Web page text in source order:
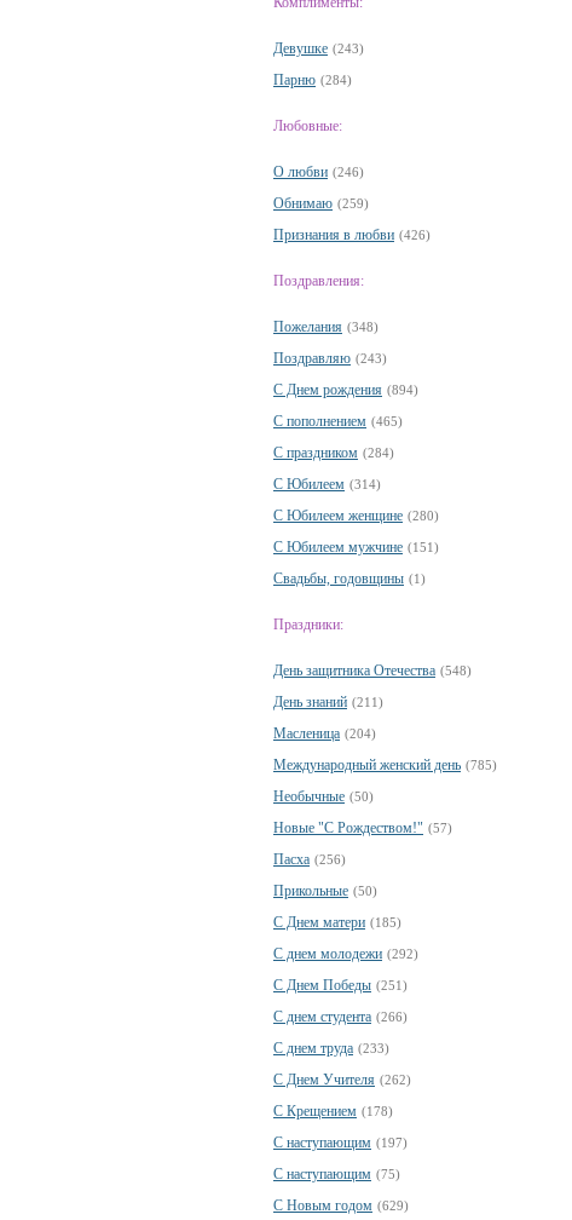
Девушке (243)
Парню (284)
Любовные:
О любви (246)
Обнимаю (259)
Признания в любви (426)
Поздравления:
Пожелания (348)
Поздравляю (243)
С Днем рождения (894)
С пополнением (465)
С праздником (284)
С Юбилеем (314)
С Юбилеем женщине (280)
С Юбилеем мужчине (151)
Свадьбы, годовщины (1)
Праздники:
День защитника Отечества (548)
День знаний (211)
Масленица (204)
Международный женский день (785)
Необычные (50)
Новые "С Рождеством!" (57)
Пасха (256)
Прикольные (50)
С Днем матери (185)
С днем молодежи (292)
С Днем Победы (251)
С днем студента (266)
С днем труда (233)
С Днем Учителя (262)
С Крещением (178)
С наступающим (197)
С наступающим (75)
С Новым годом (629)